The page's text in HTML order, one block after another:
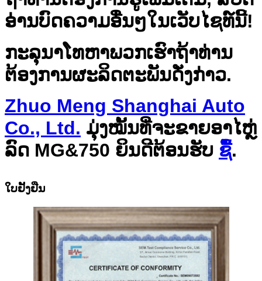
ອ່ານບົດຄວາມອື່ນໆໃນເວັບໄຊທ໌ນີ້!
ກະລຸນາໂທຫາພວກເຮົາຖ້າທ່ານ
ຕ້ອງການຜະລິດຕະພັນດັ່ງກ່າວ.
Zhuo Meng Shanghai Auto
Co., Ltd. ມຸ່ງໝັ້ນທີ່ຈະຂາຍອາໄຫຼ່
ລົດ MG&750 ຍິນດີຕ້ອນຮັບ ຊື້.
ໃບຢັ້ງຢືນ